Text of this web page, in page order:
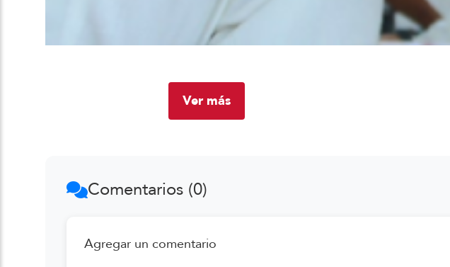
Ver más
Comentarios (0)
Agregar un comentario